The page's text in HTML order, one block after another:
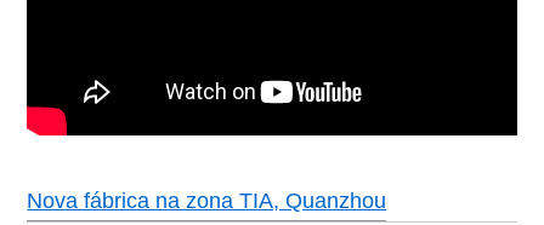
Nova fábrica na zona TIA, Quanzhou